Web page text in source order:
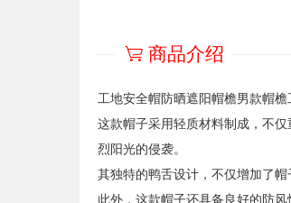
商品介绍
工地安全帽防晒遮阳帽檐男款帽
这款帽子采用轻质材料制成，不
烈阳光的侵袭。
其独特的鸭舌设计，不仅增加了
此外，这款帽子还具备良好的防